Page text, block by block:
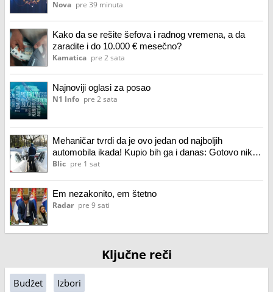
Nova pre 39 minuta
Kako da se rešite šefova i radnog vremena, a da
zaradite i do 10.000 € mesečno?
Kamatica pre 2 sata
Najnoviji oglasi za posao
N1 Info pre 2 sata
Mehaničar tvrdi da je ovo jedan od najboljih
automobila ikada! Kupio bih ga i danas: Gotovo nikad
se ne kvari
Blic pre 1 sat
Em nezakonito, em štetno
Radar pre 9 sati
Ključne reči
Budžet Izbori